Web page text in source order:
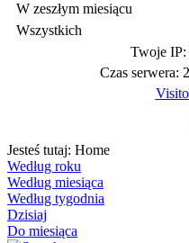
W zeszłym miesiącu
Wszystkich
Twoje IP:
Czas serwera:
Jesteś tutaj: Home
Według roku
Według miesiąca
Według tygodnia
Dzisiaj
Do miesiąca